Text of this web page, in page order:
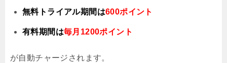
無料トライアル期間は600ポイント
有料期間は毎月1200ポイント
が自動チャージされます。